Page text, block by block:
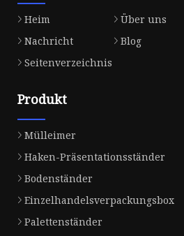
Heim Über uns
Nachricht
Blog
Seitenverzeichnis
Produkt
Mülleimer
Haken-Präsentationsständer
Bodenständer
Einzelhandelsverpackungsbox
Palettenständer